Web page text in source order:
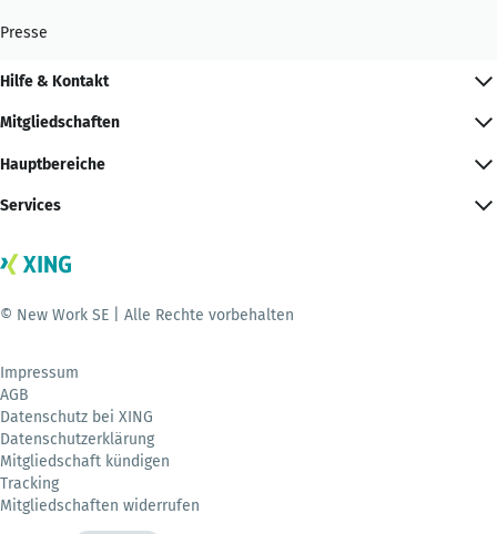
Presse
Hilfe & Kontakt
Mitgliedschaften
Hauptbereiche
Services
© New Work SE | Alle Rechte vorbehalten
Impressum
AGB
Datenschutz bei XING
Datenschutzerklärung
Mitgliedschaft kündigen
Tracking
Mitgliedschaften widerrufen